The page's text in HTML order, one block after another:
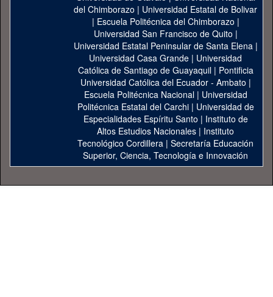
del Chimborazo | Universidad Estatal de Bolivar
| Escuela Politécnica del Chimborazo |
Universidad San Francisco de Quito |
Universidad Estatal Peninsular de Santa Elena|
Universidad Casa Grande | Universidad
Católica de Santiago de Guayaquil| Pontificia
Universidad Católica del Ecuador - Ambato |
Escuela Politécnica Nacional| Universidad
Politécnica Estatal del Carchi| Universidad de
Especialidades Espíritu Santo | Instituto de
Altos Estudios Nacionales | Instituto
Tecnológico Cordillera | Secretaría Educación
Superior, Ciencia, Tecnología e Innovación